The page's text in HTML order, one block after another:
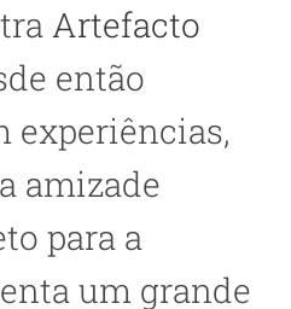
Artefacto
então
experiências,
amizade
para a
um grande